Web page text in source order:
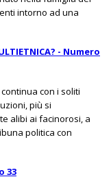
intorno ad una
- Numero
con i soliti
più si
alibi ai facinorosi, a
politica con
33